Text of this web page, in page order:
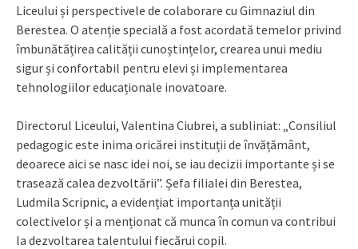
Liceului și perspectivele de colaborare cu Gimnaziul din
Berestea. O atenție specială a fost acordată temelor privind
îmbunătățirea calității cunoștințelor, crearea unui mediu
sigur și confortabil pentru elevi și implementarea
tehnologiilor educaționale inovatoare.
Directorul Liceului, Valentina Ciubrei, a subliniat: „Consiliul
pedagogic este inima oricărei instituții de învățământ,
deoarece aici se nasc idei noi, se iau decizii importante și se
trasează calea dezvoltării”. Șefa filialei din Berestea,
Ludmila Scripnic, a evidențiat importanța unității
colectivelor și a menționat că munca în comun va contribui
la dezvoltarea talentului fiecărui copil.